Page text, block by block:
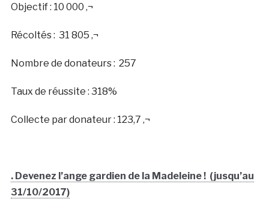
Objectif : 10 000 ‚¬
Récoltés : 31 805 ‚¬
Nombre de donateurs : 257
Taux de réussite : 318%
Collecte par donateur : 123,7 ‚¬
. Devenez l’ange gardien de la Madeleine ! (jusqu’au
31/10/2017)